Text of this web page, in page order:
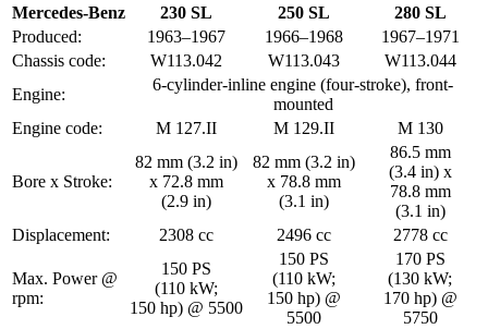
Mercedes-Benz 230 SL 250 SL
280 SL
Produced:
1963–1967 1966–1968
1967–1971
Chassis code:
W113.042 W113.043
W113.044
Engine:
6-cylinder-inline engine (four-stroke), front-
mounted
Engine code:
M 127.II M 129.II M 130
Bore x Stroke:
82 mm (3.2 in)
x 72.8 mm
(2.9 in)
82 mm (3.2 in)
x 78.8 mm
(3.1 in)
86.5 mm
(3.4 in) x
78.8 mm
(3.1 in)
Displacement:
2308 cc 2496 cc 2778 cc
Max. Power @
rpm:
150 PS
(110 kW;
150 hp) @ 5500
150 PS
(110 kW;
150 hp) @
5500
170 PS
(130 kW;
170 hp) @
5750